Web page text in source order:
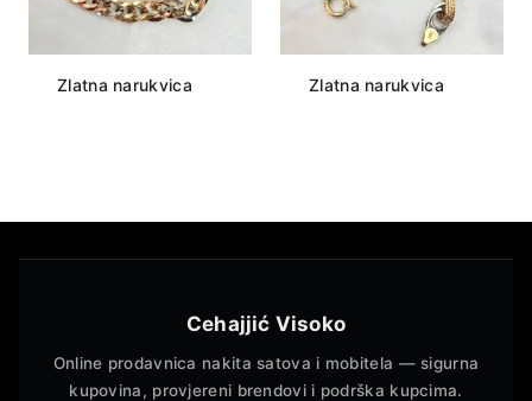
Zlatna narukvica Zlatna narukvica
Cehajjić Visoko
Online prodavnica nakita satova i mobitela — sigurna
kupovina, provjereni brendovi i podrška kupcima.